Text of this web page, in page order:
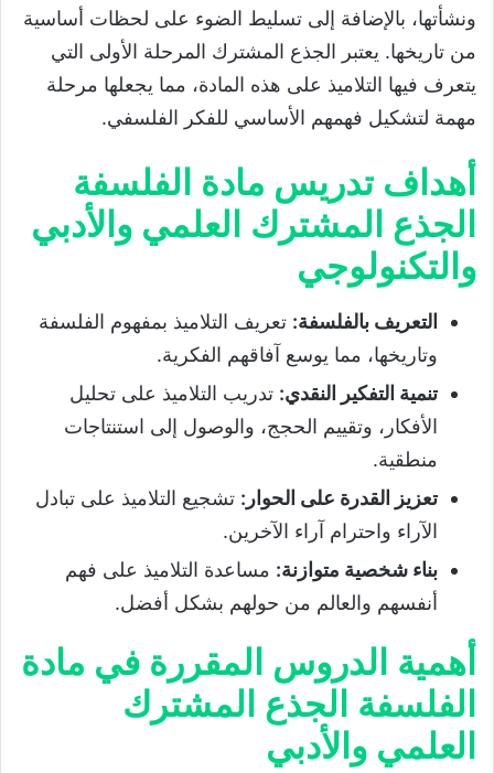
أهداف تدريس مادة الفلسفة الجذع المشترك
العلمي والأدبي والتكنولوجي
أهمية الدروس المقررة في مادة الفلسفة
الجذع المشترك العلمي والأدبي
دروس مادة الفلسفة الجذع المشترك العلمي
والأدبي والتكنولوجي
دروس الدورة الأولى
دروس الدورة الثانية
ونشأتها، بالإضافة إلى تسليط الضوء على لحظات أساسية
من تاريخها. يعتبر الجذع المشترك المرحلة الأولى التي
يتعرف فيها التلاميذ على هذه المادة، مما يجعلها مرحلة
مهمة لتشكيل فهمهم الأساسي للفكر الفلسفي.
أهداف تدريس مادة الفلسفة
الجذع المشترك العلمي والأدبي
والتكنولوجي
التعريف بالفلسفة: تعريف التلاميذ بمفهوم الفلسفة
وتاريخها، مما يوسع آفاقهم الفكرية.
تنمية التفكير النقدي: تدريب التلاميذ على تحليل
الأفكار، وتقييم الحجج، والوصول إلى استنتاجات
منطقية.
تعزيز القدرة على الحوار : تشجيع التلاميذ على تبادل
الآراء واحترام آراء الآخرين.
بناء شخصية متوازنة: مساعدة التلاميذ على فهم
أنفسهم والعالم من حولهم بشكل أفضل.
أهمية الدروس المقررة في مادة
الفلسفة الجذع المشترك
العلمي والأدبي